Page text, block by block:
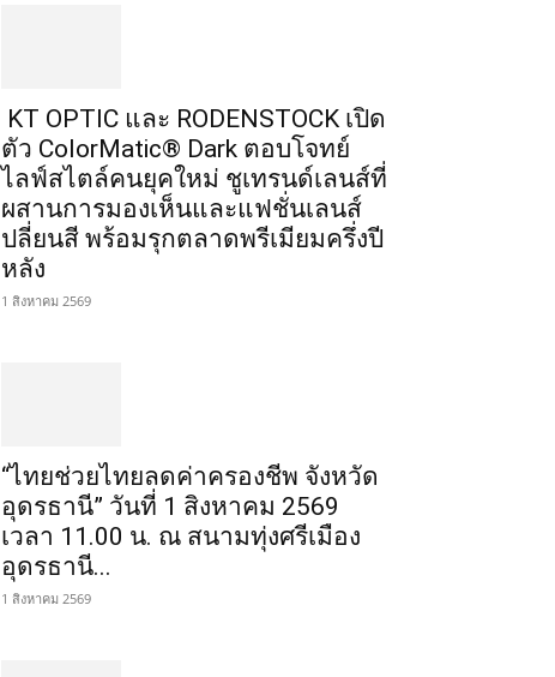
KT OPTIC และ RODENSTOCK เปิด
ตัว ColorMatic® Dark ตอบโจทย์
ไลฟ์สไตล์คนยุคใหม่ ชูเทรนด์เลนส์ที่
ผสานการมองเห็นและแฟชั่นเลนส์
ปลี่ยนสี พร้อมรุกตลาดพรีเมียมครึ่งปี
หลัง
1 สิงหาคม 2569
“ไทยช่วยไทยลดค่าครองชีพ จังหวัด
อุดรธานี” วันที่ 1 สิงหาคม 2569
เวลา 11.00 น. ณ สนามทุ่งศรีเมือง
อุดรธานี...
1 สิงหาคม 2569